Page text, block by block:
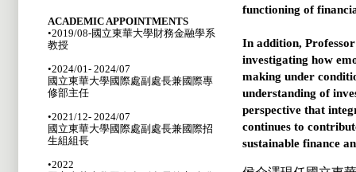
functioning of
In addition,
investigating how
making under
understanding of
perspective that
continues to
sustainable finance
ACADEMIC APPOINTMENTS
•2019/08-國立東華大學財務金融學系
教授
•2024/01- 2024/07
國立東華大學國際處副處長兼國際專
修部主任
•2021/12- 2024/07
國立東華大學國際處副處長兼國際招
生組組長
•2022